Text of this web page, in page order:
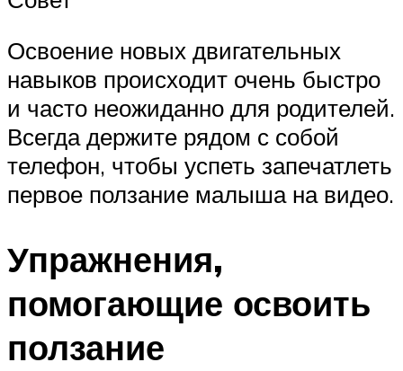
Освоение новых двигательных
навыков происходит очень быстро
и часто неожиданно для родителей.
Всегда держите рядом с собой
телефон, чтобы успеть запечатлеть
первое ползание малыша на видео.
Упражнения,
помогающие освоить
ползание